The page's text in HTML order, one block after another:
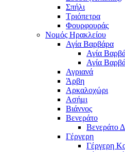
Σπήλι
Τριόπετρα
Φουρφουράς
Νομός Ηρακλείου
Αγία Βαρβάρα
Αγία
Αγία
Αγριανά
Άρβη
Αρκαλοχώρι
Ασήμι
Βιάννος
Βενεράτο
Βενεράτο
Γέργερη
Γέργερη